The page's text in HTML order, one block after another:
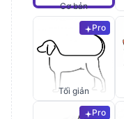
Cơ bản
Pro
Tối giản
Pro